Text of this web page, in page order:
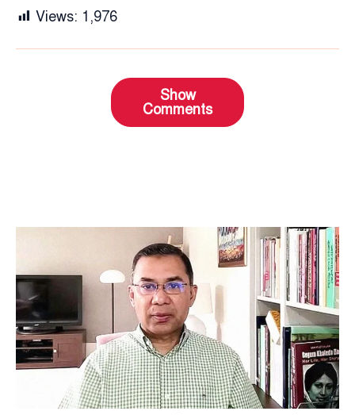
Views: 1,976
Show
Comments